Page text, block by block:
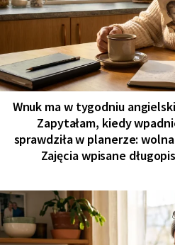
Wnuk ma w tygodniu
Zapytałam, kiedy
sprawdziła w planerze:
Zajęcia wpisane